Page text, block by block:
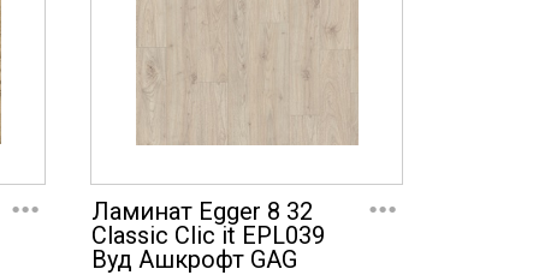
...
Ламинат Egger 8 32
Classic Clic it EPL039
Вуд Ашкрофт GAG
...